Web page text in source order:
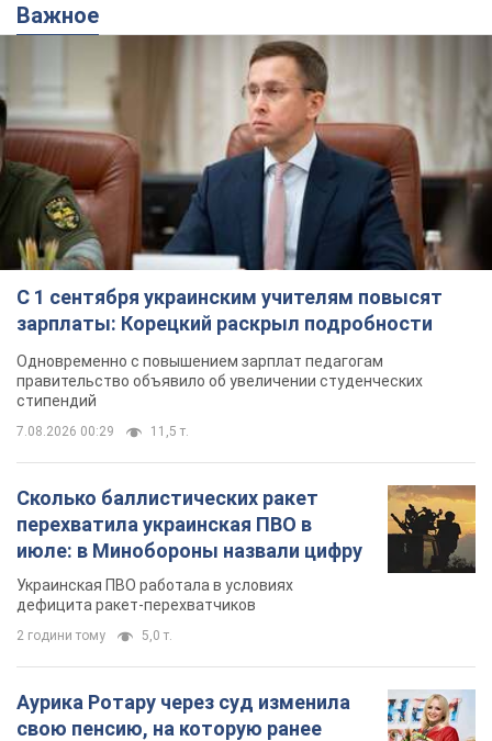
Важное
С 1 сентября украинским учителям повысят
зарплаты: Корецкий раскрыл подробности
Одновременно с повышением зарплат педагогам
правительство объявило об увеличении студенческих
стипендий
7.08.2026 00:29 11,5 т.
Сколько баллистических ракет
перехватила украинская ПВО в
июле: в Минобороны назвали цифру
Украинская ПВО работала в условиях
дефицита ракет-перехватчиков
2 години тому 5,0 т.
Аурика Ротару через суд изменила
свою пенсию, на которую ранее